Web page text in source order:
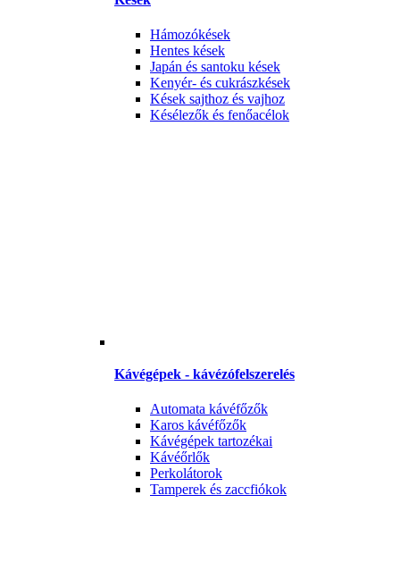
Hámozókések
Hentes kések
Japán és santoku kések
Kenyér- és cukrászkések
Kések sajthoz és vajhoz
Késélezők és fenőacélok
Kávégépek - kávézófelszerelés
Automata kávéfőzők
Karos kávéfőzők
Kávégépek tartozékai
Kávéőrlők
Perkolátorok
Tamperek és zaccfiókok